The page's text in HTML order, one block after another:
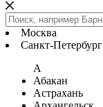
Москва
Санкт-Петербург
А
Абакан
Астрахань